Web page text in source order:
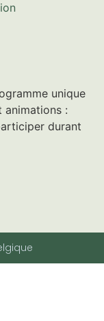
unique
animations :
durant